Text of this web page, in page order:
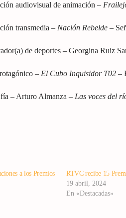
audiovisual de animación –
transmedia – Nación Rebelde–
de deportes – Georgina Ruiz
– El Cubo Inquisidor T02–
– Arturo Almanza – Las voces del
a los Premios
RTVC recibe 15
19 abril, 2024
En «Destacadas»